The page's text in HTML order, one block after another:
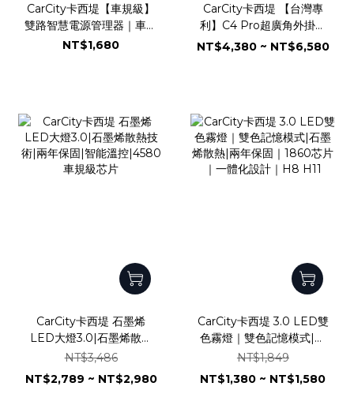
CarCity卡西堤【車規級】
雙路智慧電源管理器｜車用
電源管理模組｜雙路輸出
NT$1,680
CarCity卡西堤 【台灣專
利】C4 Pro超廣角外掛式
魚眼霧燈｜兩年保固｜
NT$4,380 ~ NT$6,580
CarCity卡西堤 石墨烯
LED大燈3.0|石墨烯散熱
技術|兩年保固|智能溫
控|4580 車規級芯片
NT$3,486
NT$2,789 ~ NT$2,980
CarCity卡西堤 3.0 LED雙
色霧燈｜雙色記憶模式|石
墨烯散熱|兩年保固｜1860
芯片｜一體化設計｜H8
NT$1,849
NT$1,380 ~ NT$1,580